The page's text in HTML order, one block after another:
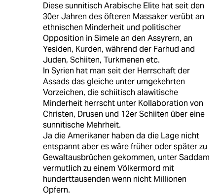
Diese sunnitisch Arabische Elite hat seit den
30er Jahren des öfteren Massaker verübt an
ethnischen Minderheit und politischer
Opposition in Simele an den Assyrern, an
Yesiden, Kurden, während der Farhud and
Juden, Schiiten, Turkmenen etc.
In Syrien hat man seit der Herrschaft der
Assads das gleiche unter umgekehrten
Vorzeichen, die schiitisch alawitische
Minderheit herrscht unter Kollaboration von
Christen, Drusen und 12er Schiiten über eine
sunnitische Mehrheit.
Ja die Amerikaner haben da die Lage nicht
entspannt aber es wäre früher oder später zu
Gewaltausbrüchen gekommen, unter Saddam
vermutlich zu einem Völkermord mit
hunderttausenden wenn nicht Millionen
Opfern.